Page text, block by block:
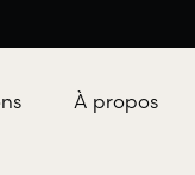
À propos